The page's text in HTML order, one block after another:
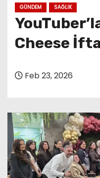
GÜNDEM SAĞLIK
Cheese
Feb 23, 2026